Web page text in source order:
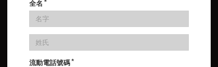
全名 *
流動電話號碼 *